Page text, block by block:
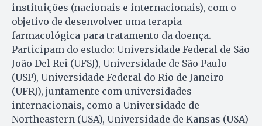
instituições (nacionais e internacionais), com o
objetivo de desenvolver uma terapia
farmacológica para tratamento da doença.
Participam do estudo: Universidade Federal de São
João Del Rei (UFSJ), Universidade de São Paulo
(USP), Universidade Federal do Rio de Janeiro
(UFRJ), juntamente com universidades
internacionais, como a Universidade de
Northeastern (USA), Universidade de Kansas (USA)